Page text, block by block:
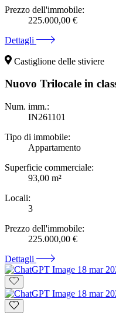
Prezzo dell'immobile:
225.000,00 €
Dettagli
Castiglione delle stiviere
Nuovo Trilocale in
Num. imm.:
IN261101
Tipo di immobile:
Appartamento
Superficie commerciale:
93,00 m²
Locali:
3
Prezzo dell'immobile:
225.000,00 €
Dettagli